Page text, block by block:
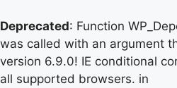
Deprecated: Function
was called with an argument
version 6.9.0! IE conditional
all supported browsers. in